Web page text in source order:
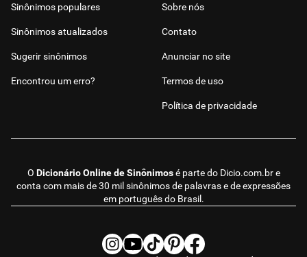
O Dicionário Online de Sinônimosé parte do Dicio.com.bre
conta com mais de 30 mil sinônimos de palavras e de expressões
em português do Brasil.
Sinônimos populares
Sinônimos atualizados
Sugerir sinônimos
Encontrou um erro?
Sobre nós
Contato
Anunciar no site
Termos de uso
Política de privacidade